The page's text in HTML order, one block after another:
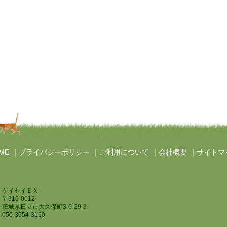
プライバシーポリシー ご利用について 会社概要 サイトマ
ケイセイＥＸ
〒316-0012
茨城県日立市大久保町3-6-29-3
050-3554-3150